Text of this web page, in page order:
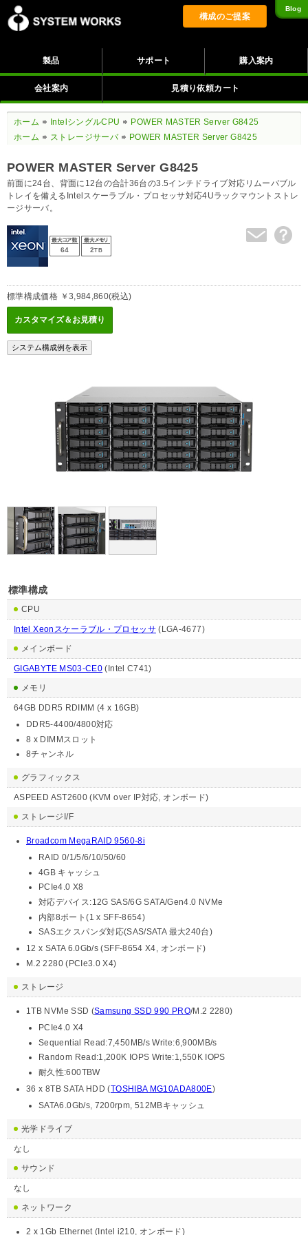
構成のご提案
Blog
製品 サポート 購入案内
会社案内 見積り依頼カート
ホーム IntelシングルCPU
POWER MASTER Server G8425
ホーム
ストレージサーバ POWER MASTER Server G8425
POWER MASTER Server G8425
前面に24台、背面に12台の合計36台の3.5インチドライブ対応リムーバブル
トレイを備えるIntelスケーラブル・プロセッサ対応4Uラックマウントストレ
ージサーバ。
64 2TB
標準構成価格 ￥3,984,860(税込)
標準構成
CPU
Intel Xeonスケーラブル・プロセッサ(LGA-4677)
メインボード
GIGABYTE MS03-CE0 (Intel C741)
メモリ
64GB DDR5 RDIMM (4 x 16GB)
DDR5-4400/4800対応
8 x DIMMスロット
8チャンネル
グラフィックス
ASPEED AST2600 (KVM over IP対応, オンボード)
ストレージI/F
Broadcom MegaRAID 9560-8i
RAID 0/1/5/6/10/50/60
4GB キャッシュ
PCIe4.0 X8
対応デバイス:12G SAS/6G SATA/Gen4.0 NVMe
内部8ポート(1 x SFF-8654)
SASエクスパンダ対応(SAS/SATA 最大240台)
12 x SATA 6.0Gb/s (SFF-8654 X4, オンボード)
M.2 2280 (PCIe3.0 X4)
ストレージ
1TB NVMe SSD (Samsung SSD 990 PRO/M.2 2280)
PCIe4.0 X4
Sequential Read:7,450MB/s Write:6,900MB/s
Random Read:1,200K IOPS Write:1,550K IOPS
耐久性:600TBW
36 x 8TB SATA HDD (TOSHIBA MG10ADA800E)
SATA6.0Gb/s, 7200rpm, 512MBキャッシュ
光学ドライブ
なし
サウンド
なし
ネットワーク
2 x 1Gb Ethernet (Intel i210, オンボード)